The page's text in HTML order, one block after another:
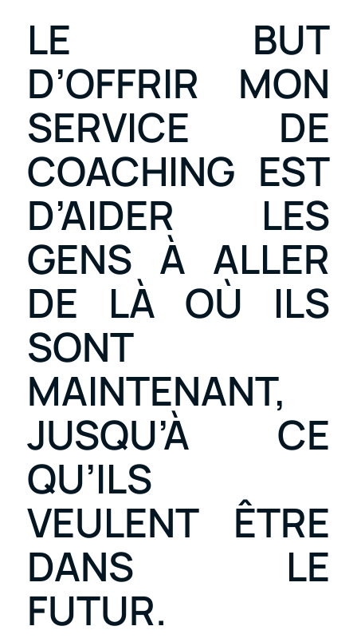
LE BUT
D’OFFRIR MON
SERVICE DE
COACHING EST
D’AIDER LES
GENS À ALLER
DE LÀ OÙ ILS
SONT
MAINTENANT,
JUSQU’À CE
QU’ILS
VEULENT ÊTRE
DANS LE
FUTUR.